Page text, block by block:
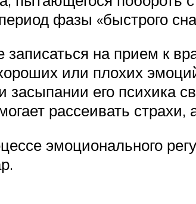
фазы «быстрого
на прием к
или плохих
засыпании его психика
рассеивать
эмоционального